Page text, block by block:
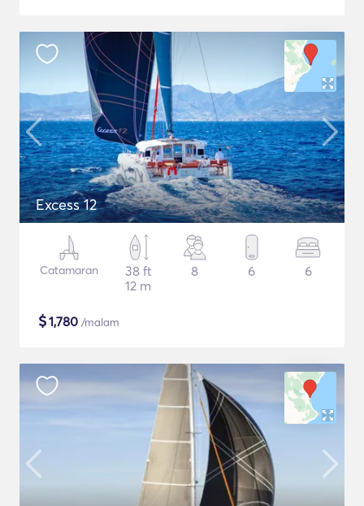
Excess 12
Catamaran
38 ft
12 m
8 6 6
$1,780 /malam